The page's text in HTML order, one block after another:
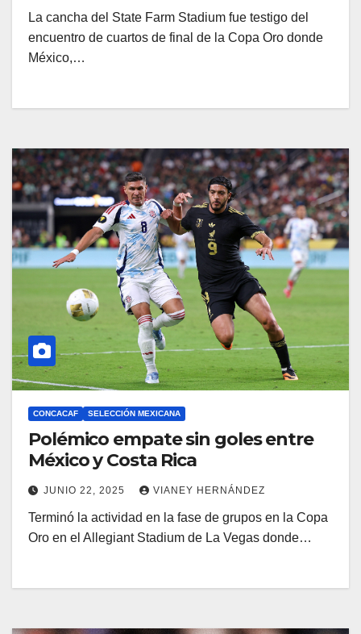
La cancha del State Farm Stadium fue testigo del
encuentro de cuartos de final de la Copa Oro donde
México,…
CONCACAF SELECCIÓN MEXICANA
Polémico empate sin goles entre
México y Costa Rica
JUNIO 22, 2025 VIANEY HERNÁNDEZ
Terminó la actividad en la fase de grupos en la Copa
Oro en el Allegiant Stadium de La Vegas donde…